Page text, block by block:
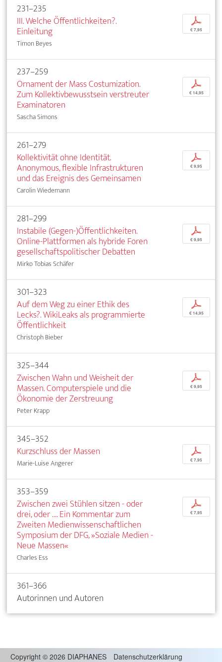
231–235
III. Welche Öffentlichkeiten?.
Einleitung
Timon Beyes
p
€ 7,95
237–259
Ornament der Mass Costumization.
Zum Kollektivbewusstsein verstreuter
Examinatoren
Sascha Simons
p
€ 14,95
261–279
Kollektivität ohne Identität.
Anonymous, flexible Infrastrukturen
und das Ereignis des Gemeinsamen
Carolin Wiedemann
p
€ 9,95
281–299
Instabile (Gegen-)Öffentlichkeiten.
Online-Plattformen als hybride Foren
gesellschaftspolitischer Debatten
Mirko Tobias Schäfer
p
€ 9,95
301–323
Auf dem Weg zu einer Ethik des
Lecks?. WikiLeaks als programmierte
Öffentlichkeit
Christoph Bieber
p
€ 14,95
325–344
Zwischen Wahn und Weisheit der
Massen. Computerspiele und die
Ökonomie der Zerstreuung
Peter Krapp
p
€ 9,95
345–352
Kurzschluss der Massen
Marie-Luise Angerer
p
€ 7,95
353–359
Zwischen zwei Stühlen sitzen - oder
drei, oder .... Ein Kommentar zum
Zweiten Medienwissenschaftlichen
Symposium der DFG, »Soziale Medien -
Neue Massen«
Charles Ess
p
€ 7,95
361–366
Autorinnen und Autoren
Copyright © 2026 DIAPHANES Datenschutzerklärung